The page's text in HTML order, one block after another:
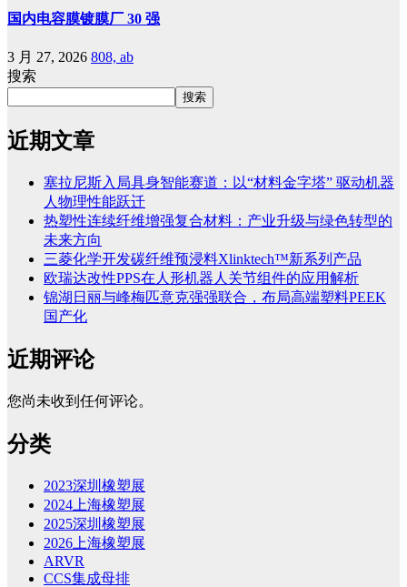
国内电容膜镀膜厂 30 强
3 月 27, 2026 808, ab
搜索
搜索
近期文章
塞拉尼斯入局具身智能赛道：以“材料金字塔” 驱动机器
人物理性能跃迁
热塑性连续纤维增强复合材料：产业升级与绿色转型的
未来方向
三菱化学开发碳纤维预浸料Xlinktech™新系列产品
欧瑞达改性PPS在人形机器人关节组件的应用解析
锦湖日丽与峰梅匹意克强强联合，布局高端塑料PEEK
国产化
近期评论
您尚未收到任何评论。
分类
2023深圳橡塑展
2024上海橡塑展
2025深圳橡塑展
2026上海橡塑展
ARVR
CCS集成母排